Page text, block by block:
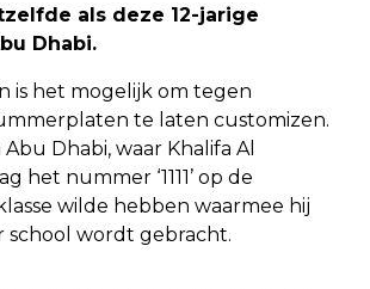
als deze 12-jarige
Dhabi.
is het mogelijk om tegen
te laten customizen.
Dhabi, waar Khalifa Al
het nummer ‘1111’ op de
wilde hebben waarmee hij
school wordt gebracht.